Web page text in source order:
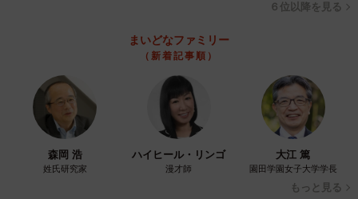
６位以降を見る
まいどなファミリー
（新着記事順）
森岡 浩
姓氏研究家
ハイヒール・リンゴ
漫才師
大江 篤
園田学園女子大学学長
もっと見る